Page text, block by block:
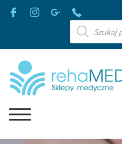
Wyszukiwarka
produktów